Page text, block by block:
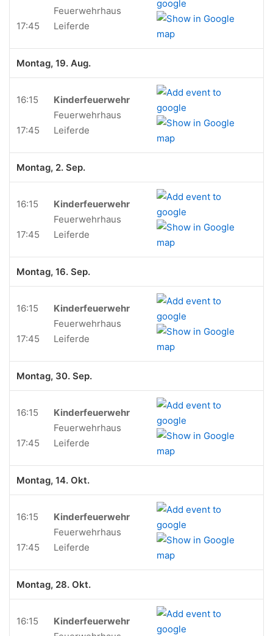
17:45
Feuerwehrhaus
Leiferde
Montag, 19. Aug.
16:15
17:45
Kinderfeuerwehr
Feuerwehrhaus
Leiferde
Montag, 2. Sep.
16:15
17:45
Kinderfeuerwehr
Feuerwehrhaus
Leiferde
Montag, 16. Sep.
16:15
17:45
Kinderfeuerwehr
Feuerwehrhaus
Leiferde
Montag, 30. Sep.
16:15
17:45
Kinderfeuerwehr
Feuerwehrhaus
Leiferde
Montag, 14. Okt.
16:15
17:45
Kinderfeuerwehr
Feuerwehrhaus
Leiferde
Montag, 28. Okt.
16:15
Kinderfeuerwehr